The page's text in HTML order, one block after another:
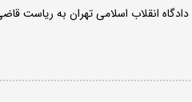
روز چهارشنبه ۳۰ اردیبهشت، شعبه ۲۶ دادگاه انقلاب اسلامی